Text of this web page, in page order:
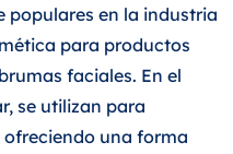
populares en la industria
para productos
faciales. En el
se utilizan para
una forma